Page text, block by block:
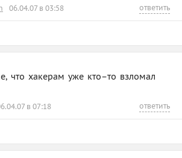
06.04.07 в 03:58 ответить
что хакерам уже кто–то взломал
в 07:18 ответить